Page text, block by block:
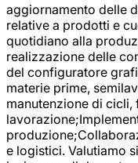
aggiornamento delle
relative a prodotti e
quotidiano alla
realizzazione delle
del configuratore
materie prime,
manutenzione di cicli,
e logistici. Valutiamo